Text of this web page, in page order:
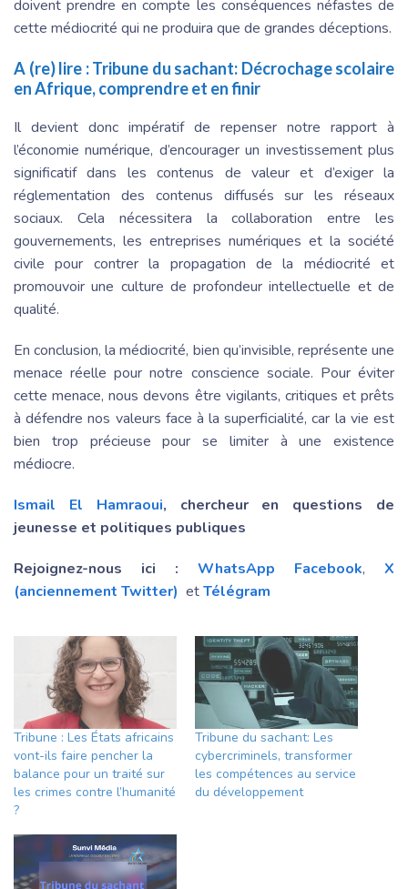
doivent prendre en compte les conséquences néfastes de
cette médiocrité qui ne produira que de grandes déceptions.
A (re) lire :Tribune du sachant: Décrochage scolaire
en Afrique, comprendre et en finir
Il devient donc impératif de repenser notre rapport à
l’économie numérique, d’encourager un investissement plus
significatif dans les contenus de valeur et d’exiger la
réglementation des contenus diffusés sur les réseaux
sociaux. Cela nécessitera la collaboration entre les
gouvernements, les entreprises numériques et la société
civile pour contrer la propagation de la médiocrité et
promouvoir une culture de profondeur intellectuelle et de
qualité.
En conclusion, la médiocrité, bien qu’invisible, représente une
menace réelle pour notre conscience sociale. Pour éviter
cette menace, nous devons être vigilants, critiques et prêts
à défendre nos valeurs face à la superficialité, car la vie est
bien trop précieuse pour se limiter à une existence
médiocre.
Ismail El Hamraoui, chercheur en questions de
jeunesse et politiques publiques
Rejoignez-nous ici : WhatsApp Facebook, X
(anciennement Twitter) etTélégram
Tribune : Les États africains
vont-ils faire pencher la
balance pour un traité sur
les crimes contre l’humanité
?
Tribune du sachant: Les
cybercriminels, transformer
les compétences au service
du développement